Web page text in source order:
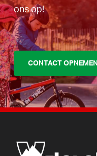
ons op!
CONTACT OPNEMEN